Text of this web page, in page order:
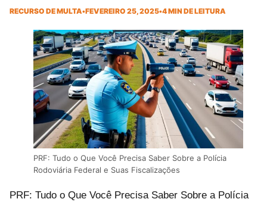
RECURSO DE MULTA•FEVEREIRO 25, 2025•4 MIN DE LEITURA
PRF: Tudo o Que Você Precisa Saber Sobre a Polícia
Rodoviária Federal e Suas Fiscalizações
PRF: Tudo o Que Você Precisa Saber Sobre a Polícia